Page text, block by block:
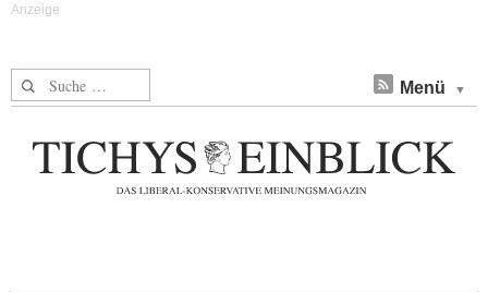
Suche nach: Menü